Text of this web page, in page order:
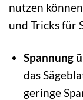
nutzen
und Tricks für
Spannung
das
geringe